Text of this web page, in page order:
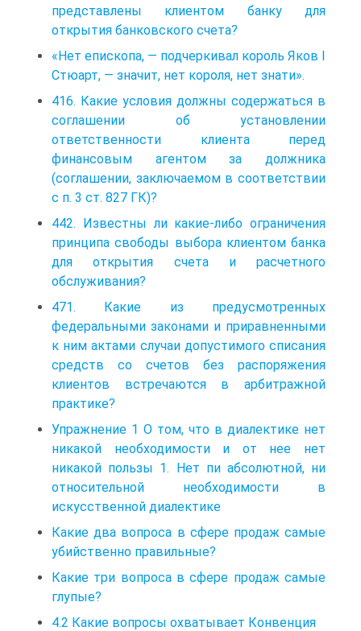
представлены клиентом банку для
открытия банковского счета?
«Нет епископа, — подчеркивал король Яков I
Стюарт, — значит, нет короля, нет знати».
416. Какие условия должны содержаться в
соглашении об установлении
ответственности клиента перед
финансовым агентом за должника
(соглашении, заключаемом в соответствии
с п. 3 ст. 827 ГК)?
442. Известны ли какие-либо ограничения
принципа свободы выбора клиентом банка
для открытия счета и расчетного
обслуживания?
471. Какие из предусмотренных
федеральными законами и приравненными
к ним актами случаи допустимого списания
средств со счетов без распоряжения
клиентов встречаются в арбитражной
практике?
Упражнение 1 О том, что в диалектике нет
никакой необходимости и от нее нет
никакой пользы 1. Нет пи абсолютной, ни
относительной необходимости в
искусственной диалектике
Какие два вопроса в сфере продаж самые
убийственно правильные?
Какие три вопроса в сфере продаж самые
глупые?
4.2 Какие вопросы охватывает Конвенция